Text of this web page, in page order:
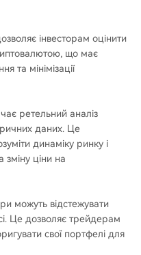
інвесторам оцінити
що має
та мінімізації
ретельний аналіз
даних. Це
динаміку ринку і
ціни на
можуть відстежувати
Це дозволяє трейдерам
свої портфелі для